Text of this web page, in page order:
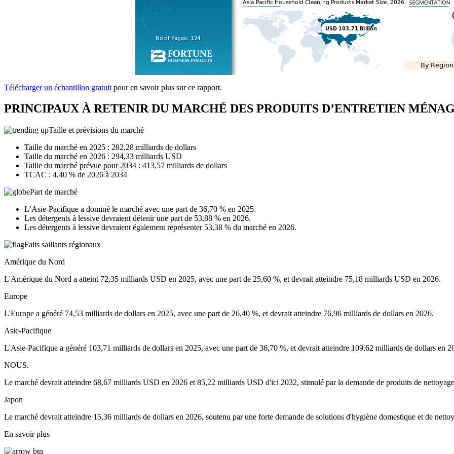
Télécharger un échantillon gratuit pour en savoir plus sur ce rapport.
PRINCIPAUX À RETENIR DU MARCHÉ DES PRODUITS D’ENTRETIEN
Taille et prévisions du marché
Taille du marché en 2025 : 282,28 milliards de dollars
Taille du marché en 2026 : 294,33 milliards USD
Taille du marché prévue pour 2034 : 413,57 milliards de dollars
TCAC : 4,40 % de 2026 à 2034
Part de marché
L’Asie-Pacifique a dominé le marché avec une part de 36,70 % en 2025.
Les détergents à lessive devraient détenir une part de 53,88 % en 2026.
Les détergents à lessive devraient également représenter 53,38 % du marché en 2026.
Faits saillants régionaux
Amérique du Nord
L'Amérique du Nord a atteint 72,35 milliards USD en 2025, avec une part de 25,60 %, et devrait atteindre 75,18 milliards USD en 2026.
Europe
L'Europe a généré 74,53 milliards de dollars en 2025, avec une part de 26,40 %, et devrait atteindre 76,96 milliards de dollars en 2026.
Asie-Pacifique
L'Asie-Pacifique a généré 103,71 milliards de dollars en 2025, avec une part de 36,70 %, et devrait atteindre 109,62 milliards de dollars en
NOUS.
Le marché devrait atteindre 68,67 milliards USD en 2026 et 85,22 milliards USD d'ici 2032, stimulé par la demande de produits de
Japon
Le marché devrait atteindre 15,36 milliards de dollars en 2026, soutenu par une forte demande de solutions d'hygiène domestique et de
En savoir plus